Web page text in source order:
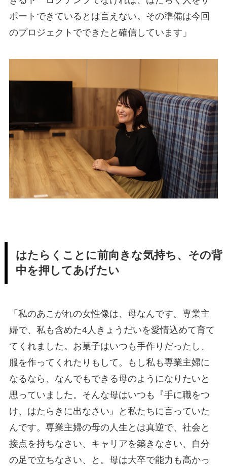
ポートできているとは言えない。その準備は今回
のプロジェクトでできたと確信しています」
はたらくことに前向きな気持ち、その背
中を押してあげたい
「私のあこがれの女性像は、母なんです。専業主
婦で、私も含めた4人きょうだいを愛情込めて育て
てくれました。お菓子はいつも手作りだったし、
服を作ってくれたりもして。もし私も専業主婦に
なるなら、なんでもできる母のようになりたいと
思っていました。そんな母はいつも『手に職をつ
け、はたらきに出なさい』と私たちに言っていた
んです。専業主婦の母の人生とは真逆で、社会と
接点を持ちなさい、キャリアを築きなさい、自分
の足で立ちなさい、と。母は大卒で能力も高かっ